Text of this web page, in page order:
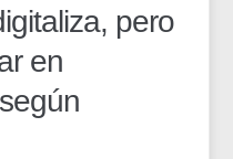
pero
en